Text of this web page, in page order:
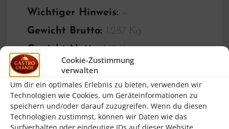
Cookie-Zustimmung
verwalten
Um dir ein optimales Erlebnis zu bieten, verwenden wir
Technologien wie Cookies, um Geräteinformationen zu
speichern und/oder darauf zuzugreifen. Wenn du diesen
Technologien zustimmst, können wir Daten wie das
Surfverhalten oder eindeutige IDs auf dieser Website
Wichtiger Hinweis: –
Gewicht Brutto: 1.287 Kg
Gewicht Netto:1.17 Kg
Höhe:
18.0 mm
Breite:250.0 mm
Länge/Tiefe:250.0 mm
Volume:0.004 m3